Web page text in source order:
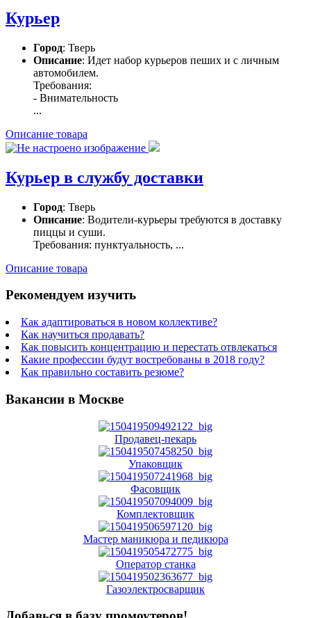
Курьер
Город: Тверь
Описание: Идет набор курьеров пеших и с личным
автомобилем.
Требования:
- Внимательность
...
Описание товара
Курьер в службу доставки
Город: Тверь
Описание: Водители-курьеры требуются в доставку
пиццы и суши.
Требования: пунктуальность, ...
Описание товара
Рекомендуем изучить
Как адаптироваться в новом коллективе?
Как научиться продавать?
Как повысить концентрацию и перестать отвлекаться
Какие профессии будут востребованы в 2018 году?
Как правильно составить резюме?
Вакансии в Москве
Продавец-пекарь
Упаковщик
Фасовщик
Комплектовщик
Мастер маникюра и педикюра
Оператор станка
Газоэлектросварщик